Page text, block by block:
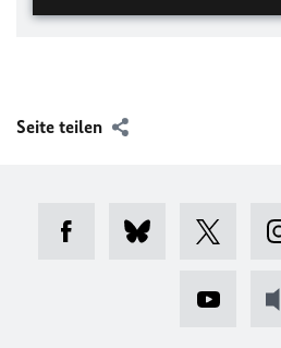
Seite teilen